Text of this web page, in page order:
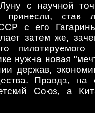
с научной
принесли, став
с его
затем же,
нужна новая
держав,
Правда, на
Союз, а